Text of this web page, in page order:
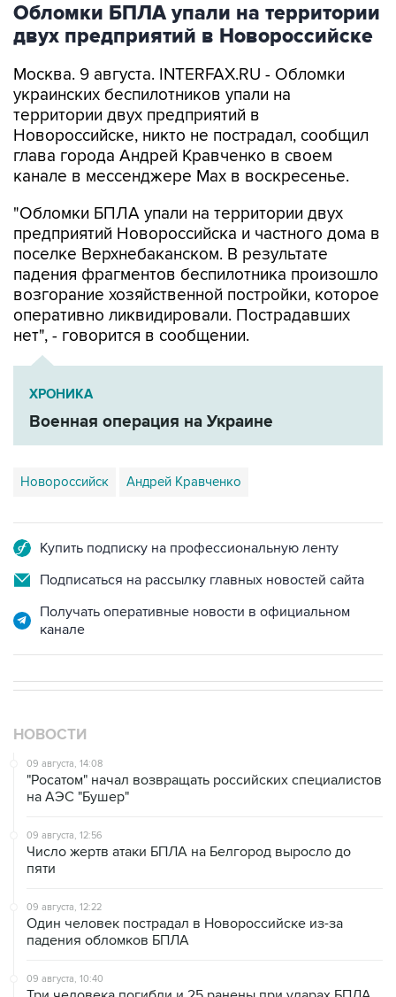
Обломки БПЛА упали на территории
двух предприятий в Новороссийске
Москва. 9 августа. INTERFAX.RU - Обломки
украинских беспилотников упали на
территории двух предприятий в
Новороссийске, никто не пострадал, сообщил
глава города Андрей Кравченко в своем
канале в мессенджере Max в воскресенье.
"Обломки БПЛА упали на территории двух
предприятий Новороссийска и частного дома в
поселке Верхнебаканском. В результате
падения фрагментов беспилотника произошло
возгорание хозяйственной постройки, которое
оперативно ликвидировали. Пострадавших
нет", - говорится в сообщении.
ХРОНИКА
Военная операция на Украине
Новороссийск Андрей Кравченко
Купить подписку на профессиональную ленту
Подписаться на рассылку главных новостей сайта
Получать оперативные новости в официальном
канале
НОВОСТИ
09 августа, 14:08
"Росатом" начал возвращать российских специалистов
на АЭС "Бушер"
09 августа, 12:56
Число жертв атаки БПЛА на Белгород выросло до
пяти
09 августа, 12:22
Один человек пострадал в Новороссийске из-за
падения обломков БПЛА
09 августа, 10:40